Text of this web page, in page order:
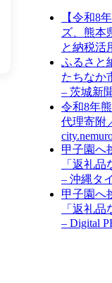
【令和8
ズ、熊本
と納税活
ふるさと
たちなか
– 茨城新
令和8年
代理寄附
甲子園へ
「返礼
– 沖縄タ
甲子園へ
「返礼
– Digital